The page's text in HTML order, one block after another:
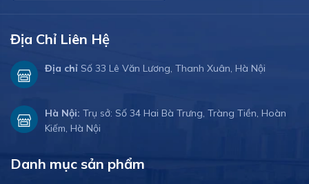
Địa Chỉ Liên Hệ
Địa chỉ Số 33 Lê Văn Lương, Thanh Xuân, Hà Nội
Hà Nội: Trụ sở: Số 34 Hai Bà Trưng, Tràng Tiền, Hoàn
Kiếm, Hà Nội
Danh mục sản phẩm